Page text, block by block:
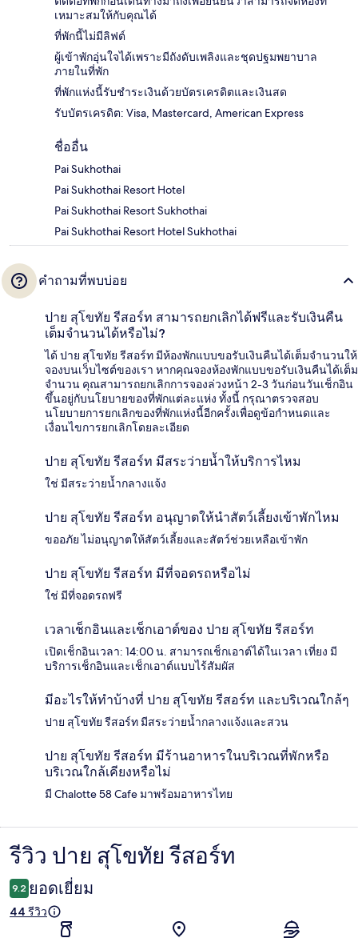
เหมาะสมให้กับคุณได้
ที่พักนี้ไม่มีลิฟต์
ผู้เข้าพักอุ่นใจได้เพราะมีถังดับเพลิงและชุดปฐมพยาบาล
ภายในที่พัก
ที่พักแห่งนี้รับชำระเงินด้วยบัตรเครดิตและเงินสด
รับบัตรเครดิต: Visa, Mastercard, American Express
ชื่ออื่น
Pai Sukhothai
Pai Sukhothai Resort Hotel
Pai Sukhothai Resort Sukhothai
Pai Sukhothai Resort Hotel Sukhothai
คำถามที่พบบ่อย
ปาย สุโขทัย รีสอร์ท สามารถยกเลิกได้ฟรีและรับเงินคืน
เต็มจำนวนได้หรือไม่?
ได้ ปาย สุโขทัย รีสอร์ท มีห้องพักแบบขอรับเงินคืนได้เต็มจำนวนให้
จองบนเว็บไซต์ของเรา หากคุณจองห้องพักแบบขอรับเงินคืนได้เต็ม
จำนวน คุณสามารถยกเลิกการจองล่วงหน้า 2-3 วันก่อนวันเช็กอิน
ขึ้นอยู่กับนโยบายของที่พักแต่ละแห่ง ทั้งนี้ กรุณาตรวจสอบ
นโยบายการยกเลิกของที่พักแห่งนี้อีกครั้งเพื่อดูข้อกำหนดและ
เงื่อนไขการยกเลิกโดยละเอียด
ปาย สุโขทัย รีสอร์ท มีสระว่ายน้ำให้บริการไหม
ใช่ มีสระว่ายน้ำกลางแจ้ง
ปาย สุโขทัย รีสอร์ท อนุญาตให้นำสัตว์เลี้ยงเข้าพักไหม
ขออภัย ไม่อนุญาตให้สัตว์เลี้ยงและสัตว์ช่วยเหลือเข้าพัก
ปาย สุโขทัย รีสอร์ท มีที่จอดรถหรือไม่
ใช่ มีที่จอดรถฟรี
เวลาเช็กอินและเช็กเอาต์ของ ปาย สุโขทัย รีสอร์ท
เปิดเช็กอินเวลา: 14:00 น. สามารถเช็กเอาต์ได้ในเวลา เที่ยง มี
บริการเช็กอินและเช็กเอาต์แบบไร้สัมผัส
มีอะไรให้ทำบ้างที่ ปาย สุโขทัย รีสอร์ท และบริเวณใกล้ๆ
ปาย สุโขทัย รีสอร์ท มีสระว่ายน้ำกลางแจ้งและสวน
ปาย สุโขทัย รีสอร์ท มีร้านอาหารในบริเวณที่พักหรือ
บริเวณใกล้เคียงหรือไม่
มี Chalotte 58 Cafe มาพร้อมอาหารไทย
รีวิว
รีวิว ปาย สุโขทัย รีสอร์ท
9.2 ยอดเยี่ยม
44 รีวิว